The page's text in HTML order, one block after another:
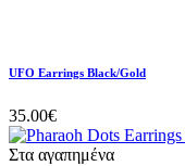
UFO Earrings Black/Gold
35.00€
Στα αγαπημένα